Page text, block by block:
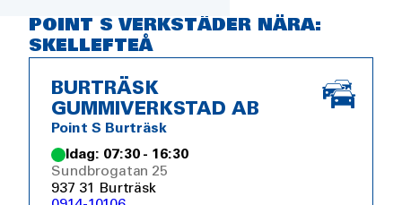
POINT S VERKSTÄDER NÄRA:
SKELLEFTEÅ
BURTRÄSK
GUMMIVERKSTAD AB
Point S Burträsk
Idag: 07:30 - 16:30
Sundbrogatan 25
937 31 Burträsk